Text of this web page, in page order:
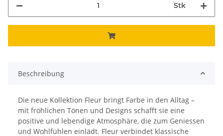
Stk
Beschreibung
Die neue Kollektion Fleur bringt Farbe in den Alltag –
mit fröhlichen Tönen und Designs schafft sie eine
positive und lebendige Atmosphäre, die zum Geniessen
und Wohlfühlen einlädt. Fleur verbindet klassische